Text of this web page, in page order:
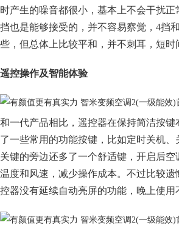
时产生的噪音都很小，基本上不会干扰正
挡也是能够接受的，并不容易察觉，4挡
些，但总体上比较平和，并不刺耳，短时
遥控操作及智能体验
和一代产品相比，遥控器在保持简洁按键
了一些常用的功能按键，比如定时关机
关键的旁边还多了一个舒适键，开启后
温度和风速，减少操作成本。不过比较遗
控器没有延续自动亮屏的功能，晚上使用